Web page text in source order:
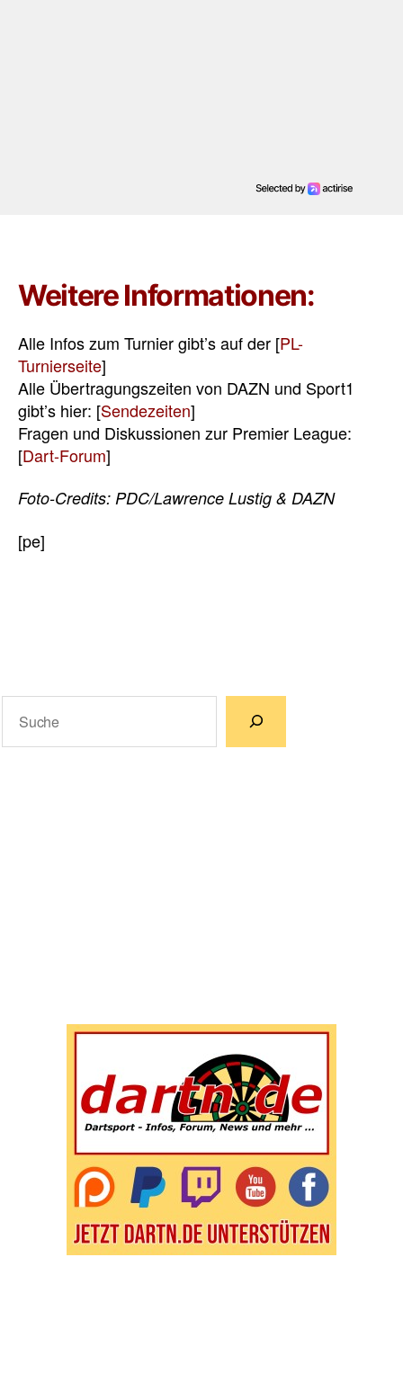
Weitere Informationen:
Alle Infos zum Turnier gibt’s auf der [PL-
Turnierseite]
Alle Übertragungszeiten von DAZN und Sport1
gibt’s hier: [Sendezeiten]
Fragen und Diskussionen zur Premier League:
[Dart-Forum]
Foto-Credits: PDC/Lawrence Lustig & DAZN
[pe]